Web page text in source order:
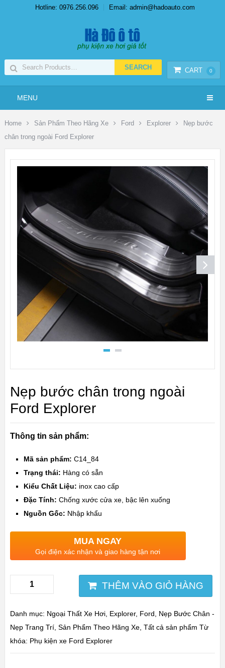
Hotline: 0976.256.096 Email: admin@hadoauto.com
CART 0
MENU
Home Sản Phẩm Theo Hãng Xe Ford Explorer
Nẹp bước
chân trong ngoài Ford Explorer
Nẹp bước chân trong ngoài
Ford Explorer
Thông tin sản phẩm:
Mã sản phẩm: C14_84
Trạng thái: Hàng có sẵn
Kiểu Chất Liệu: inox cao cấp
Đặc Tính: Chống xước cửa xe, bậc lên xuống
Nguồn Gốc: Nhập khẩu
MUA NGAY
Gọi điện xác nhận và giao hàng tận nơi
THÊM VÀO GIỎ HÀNG
Danh mục: Ngoại Thất Xe Hơi, Explorer, Ford
Nẹp Bước Chân -
Nẹp Trang Trí, Sản Phẩm Theo Hãng Xe, Tất cả sản phẩm Từ
khóa: Phụ kiện xe Ford Explorer